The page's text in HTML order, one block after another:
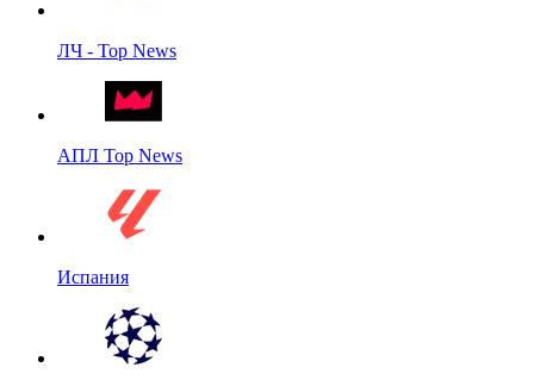
ЛЧ - Top News
АПЛ Top News
Испания